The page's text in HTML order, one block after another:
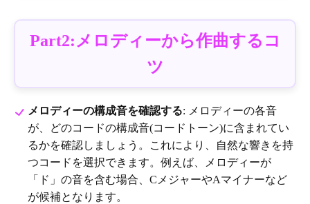
Part2:メロディーから作曲するコ
ツ
メロディーの構成音を確認する: メロディーの各音
が、どのコードの構成音(コードトーン)に含まれてい
るかを確認しましょう。これにより、自然な響きを持
つコードを選択できます。例えば、メロディーが
「ド」の音を含む場合、CメジャーやAマイナーなど
が候補となります。